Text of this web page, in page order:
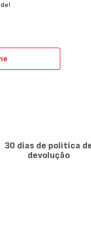
30 dias de política
devolução